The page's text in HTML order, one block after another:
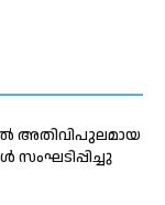
അതിവിപുലമായ